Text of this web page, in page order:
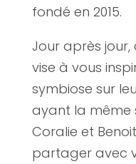
fondé en 2015.
Jour après
vise à vous
symbiose sur
ayant la même
Coralie et
partager avec